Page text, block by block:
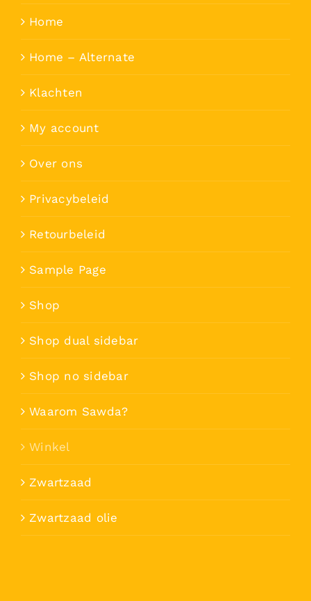
Home
Home – Alternate
Klachten
My account
Over ons
Privacybeleid
Retourbeleid
Sample Page
Shop
Shop dual sidebar
Shop no sidebar
Waarom Sawda?
Winkel
Zwartzaad
Zwartzaad olie